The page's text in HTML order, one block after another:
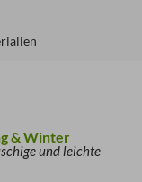
& Winter
und leichte